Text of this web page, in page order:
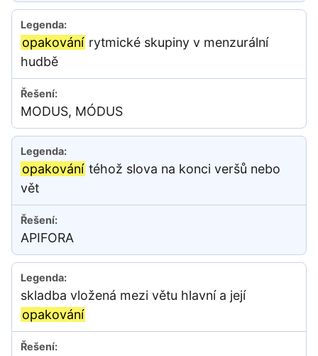
opakování rytmické skupiny v menzurální
hudbě
MODUS, MÓDUS
opakování téhož slova na konci veršů nebo
vět
APIFORA
skladba vložená mezi větu hlavní a její
opakování